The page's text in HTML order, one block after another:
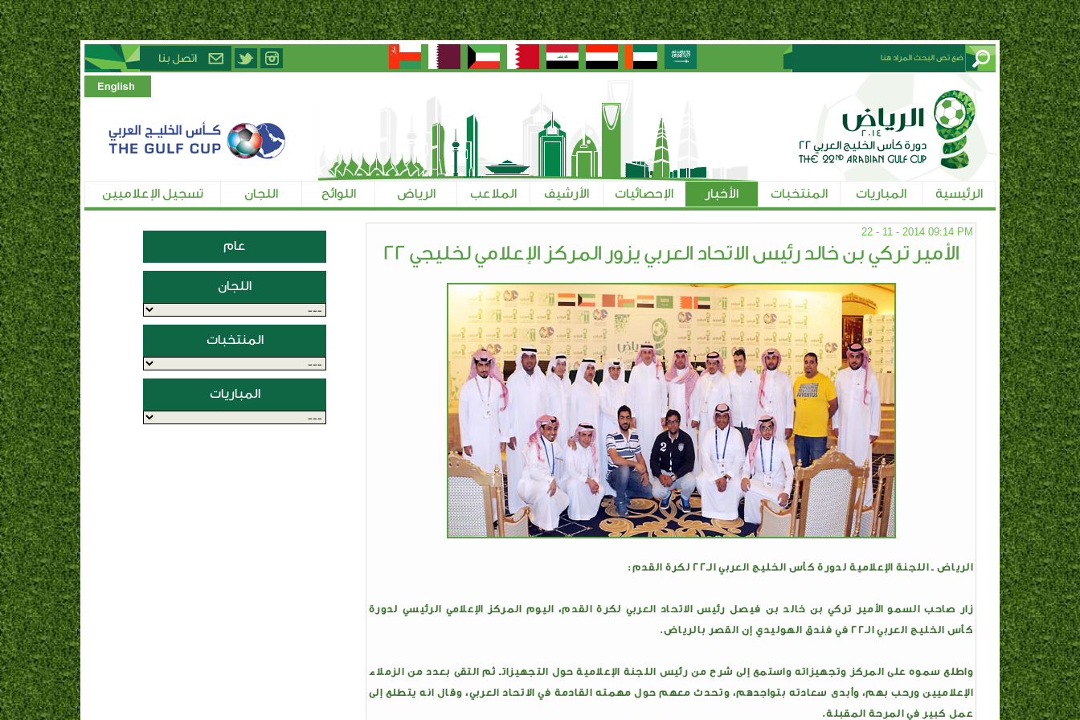
الرئيسية المباريات المنتخبات الأخبار الإحصائيات الأرشيف الملاعب الرياض اللوائح اللجان تسجيل الإعلاميين
عام
اللجان
المنتخبات
المباريات
22 - 11 - 2014 09:14 PM
الأمير تركي بن خالد رئيس الاتحاد العربي يزور المركز الإعلامي لخليجي 22
الرياض ـ اللجنة الإعلامية لدورة كأس الخليج العربي الـ22 لكرة القدم:
زار صاحب السمو الأمير تركي بن خالد بن فيصل رئيس الاتحاد العربي لكرة القدم، اليوم المركز الإعلامي الرئيسي لدورة
كأس الخليج العربي الـ22 في فندق الهوليدي إن القصر بالرياض.
واطلع سموه على المركز وتجهيزاته واستمع إلى شرح من رئيس اللجنة الإعلامية حول التجهيزاتـ ثم التقى بعدد من الزملاء
الإعلاميين ورحب بهم، وأبدى سعادته بتواجدهم، وتحدث معهم حول مهمته القادمة في الاتحاد العربي، وقال انه يتطلع إلى
عمل كبير في المرحة المقبلة.